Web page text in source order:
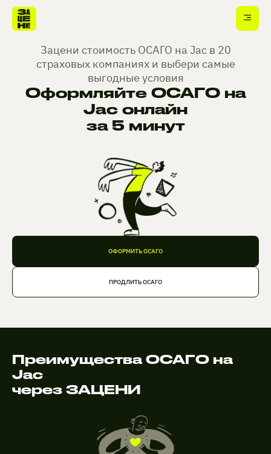
Зацени стоимость ОСАГО на Jac в 20
страховых компаниях и выбери самые
выгодные условия
Оформляйте ОСАГО на
Jac онлайн
за 5 минут
ОФОРМИТЬ ОСАГО
ПРОДЛИТЬ ОСАГО
Преимущества ОСАГО на
Jac
через ЗАЦЕНИ